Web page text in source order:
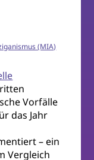
(MIA)
Vorfälle
das Jahr
– ein
Vergleich